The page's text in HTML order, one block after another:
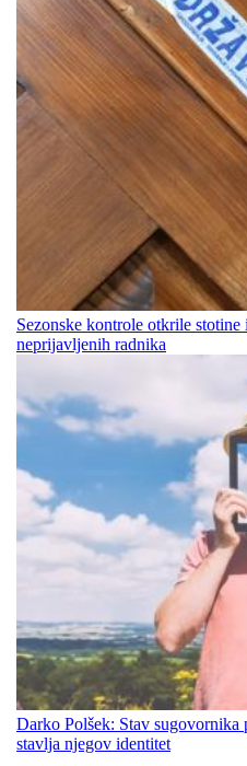
Sezonske kontrole otkrile
neprijavljenih radnika
Darko Polšek: Stav sugovornika
stavlja njegov identitet